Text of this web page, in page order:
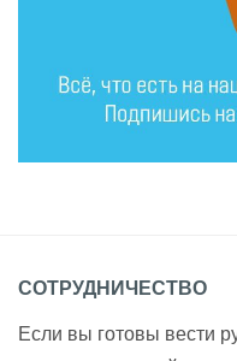
СОТРУДНИЧЕСТВО
Если вы готовы вести